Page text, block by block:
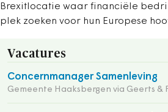
Brexitlocatie waar financiële
plek zoeken voor hun Europese
Vacatures
Concernmanager Samenleving
Gemeente Haaksbergen via Geerts &